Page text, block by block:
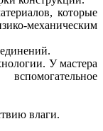
которые
механическим
У мастера
влаги.